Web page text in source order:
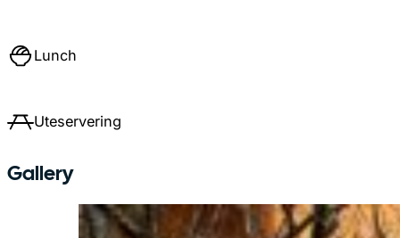
Lunch
Uteservering
Gallery